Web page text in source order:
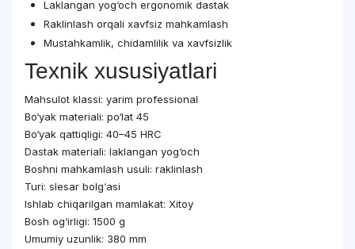
Laklangan yog‘och ergonomik dastak
Raklinlash orqali xavfsiz mahkamlash
Mustahkamlik, chidamlilik va xavfsizlik
Texnik xususiyatlari
Mahsulot klassi: yarim professional
Bo‘yak materiali: po‘lat 45
Bo‘yak qattiqligi: 40–45 HRC
Dastak materiali: laklangan yog‘och
Boshni mahkamlash usuli: raklinlash
Turi: slesar bolg‘asi
Ishlab chiqarilgan mamlakat: Xitoy
Bosh og‘irligi: 1500 g
Umumiy uzunlik: 380 mm